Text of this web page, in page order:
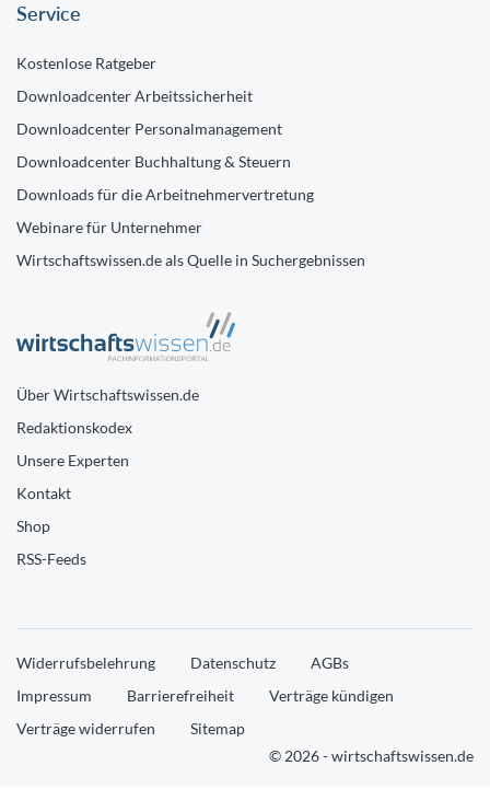
Service
Kostenlose Ratgeber
Downloadcenter Arbeitssicherheit
Downloadcenter Personalmanagement
Downloadcenter Buchhaltung & Steuern
Downloads für die Arbeitnehmervertretung
Webinare für Unternehmer
Wirtschaftswissen.de als Quelle in Suchergebnissen
Über Wirtschaftswissen.de
Redaktionskodex
Unsere Experten
Kontakt
Shop
RSS-Feeds
Widerrufsbelehrung Datenschutz
AGBs
Impressum
Barrierefreiheit
Verträge kündigen
Verträge widerrufen
Sitemap
© 2026 - wirtschaftswissen.de